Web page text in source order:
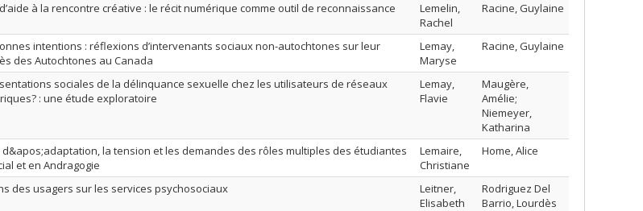
à la rencontre créative : le récit numérique comme outil de reconnaissance
Lemelin,
Rachel
Racine, Guylaine
intentions : réflexions d’intervenants sociaux non-autochtones sur leur
des Autochtones au Canada
Lemay,
Maryse
Racine, Guylaine
sociales de la délinquance sexuelle chez les utilisateurs de réseaux
: une étude exploratoire
Lemay,
Flavie
Maugère,
Amélie;
Niemeyer,
Katharina
la tension et les demandes des rôles multiples des étudiantes
et en Andragogie
Lemaire,
Christiane
Home, Alice
des usagers sur les services psychosociaux
Leitner,
Elisabeth
Rodriguez Del
Barrio, Lourdès